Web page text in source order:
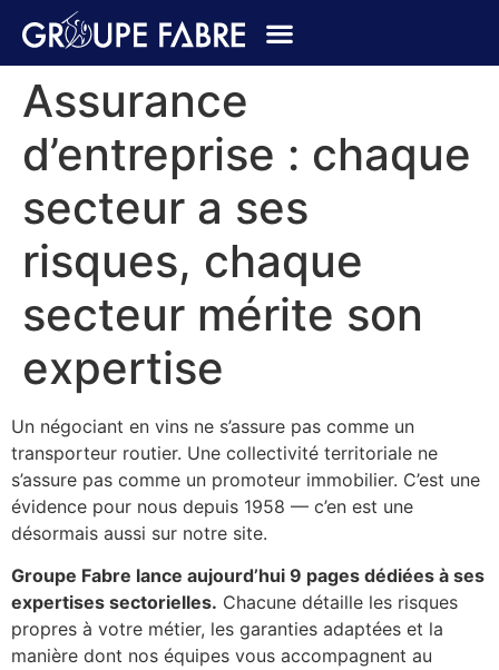
Assurance
d’entreprise : chaque
secteur a ses
risques, chaque
secteur mérite son
expertise
Un négociant en vins ne s’assure pas comme un
transporteur routier. Une collectivité territoriale ne
s’assure pas comme un promoteur immobilier. C’est une
évidence pour nous depuis 1958 — c’en est une
désormais aussi sur notre site.
Groupe Fabre lance aujourd’hui 9 pages dédiées à ses
expertises sectorielles. Chacune détaille les risques
propres à votre métier, les garanties adaptées et la
manière dont nos équipes vous accompagnent au